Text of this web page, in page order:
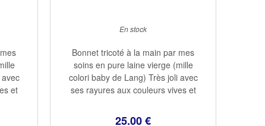
et
25.00€
En stock
Bonnet tricoté à la main par mes
soins en pure laine vierge (mille
colori baby de Lang) Très joli avec
ses rayures aux couleurs vives et
qui couvre bien les oreilles